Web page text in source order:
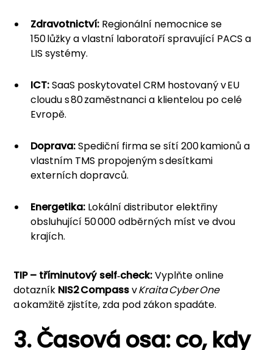
Zdravotnictví: Regionální nemocnice se
150 lůžky a vlastní laboratoří spravující PACS a
LIS systémy.
ICT:SaaS poskytovatel CRM hostovaný v EU
cloudu s 80 zaměstnanci a klientelou po celé
Evropě.
Doprava:Spediční firma se sítí 200 kamionů a
vlastním TMS propojeným s desítkami
externích dopravců.
Energetika: Lokální distributor elektřiny
obsluhující 50 000 odběrných míst ve dvou
krajích.
TIP – tříminutový self‑check:Vyplňte online
dotazník NIS2 CompassvKraita Cyber One
a okamžitě zjistíte, zda pod zákon spadáte.
3. Časová osa: co, kdy